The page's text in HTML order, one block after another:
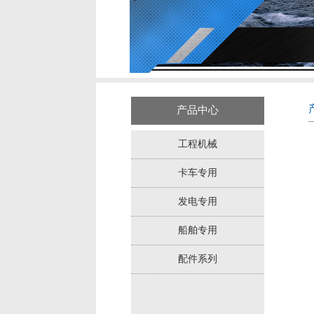
产品中心
工程机械
卡车专用
发电专用
船舶专用
配件系列